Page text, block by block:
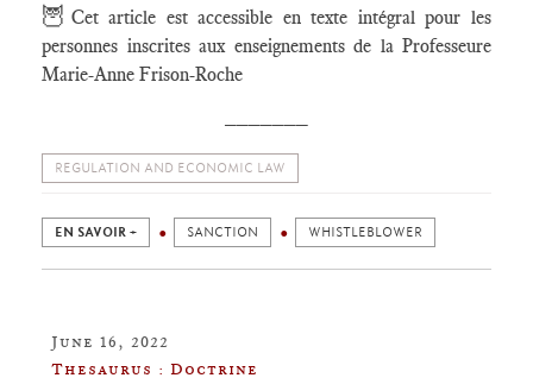
🦉 Cet article est accessible en texte intégral pour les
personnes inscrites aux enseignements de la Professeure
Marie-Anne Frison-Roche
REGULATION AND ECONOMIC LAW
EN SAVOIR + SANCTION WHISTLEBLOWER
June 16, 2022
Thesaurus : Doctrine